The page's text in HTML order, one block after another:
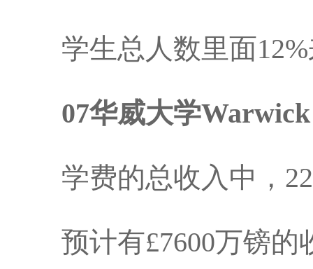
学生总人数里面12%
07华威大学Warwick
学费的总收入中，
预计有£7600万镑的